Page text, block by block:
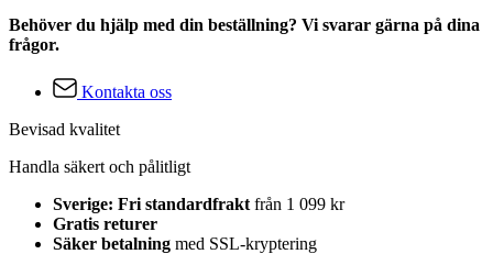
Behöver du hjälp med din beställning? Vi svarar gärna på dina
frågor.
Kontakta oss
Bevisad kvalitet
Handla säkert och pålitligt
Sverige: Fri standardfrakt från 1 099 kr
Gratis returer
Säker betalning med SSL-kryptering